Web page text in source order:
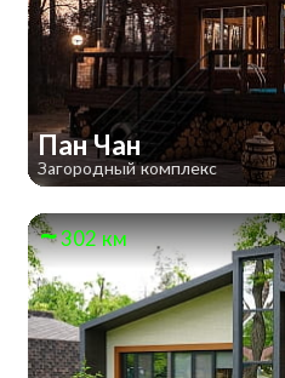
Пан Чан
Загородный комплекс
302 км